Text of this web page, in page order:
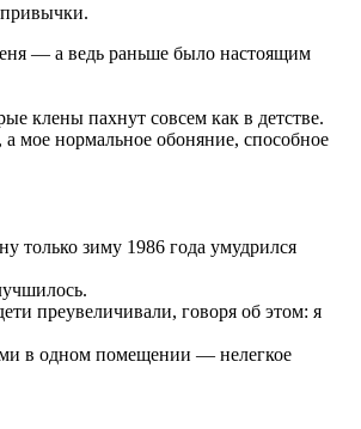
— а ведь раньше было настоящим
клены пахнут совсем как в детстве.
а мое нормальное обоняние, способное
только зиму 1986 года умудрился
преувеличивали, говоря об этом: я
в одном помещении — нелегкое